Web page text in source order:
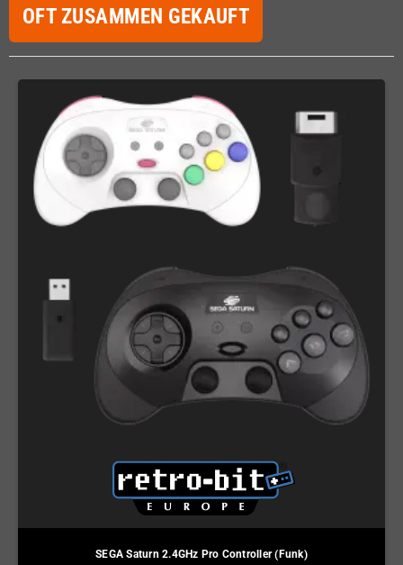
OFT ZUSAMMEN GEKAUFT
SEGA Saturn 2.4GHz Pro Controller (Funk)